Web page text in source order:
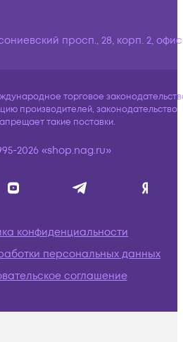
просп., 28, корп. 2,
торговое
производителей, законодательство
такие поставки.
2026 «shop.nag.ru»
конфиденциальности
персональных данных
соглашение